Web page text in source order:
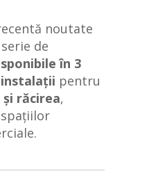
noutate
de
în 3
pentru
răcirea,